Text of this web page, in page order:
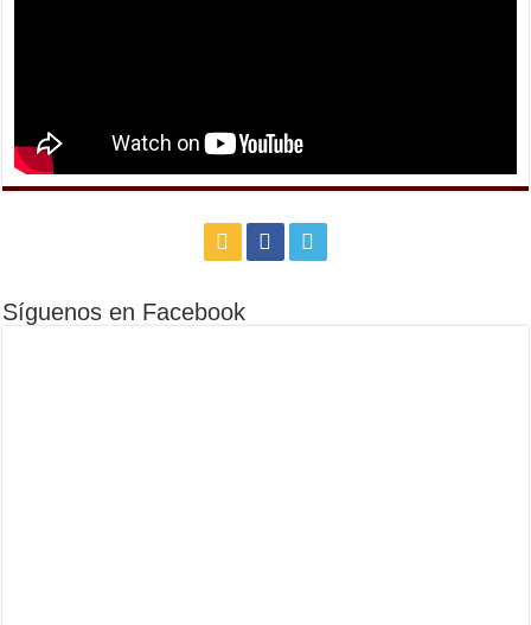
Síguenos en Facebook